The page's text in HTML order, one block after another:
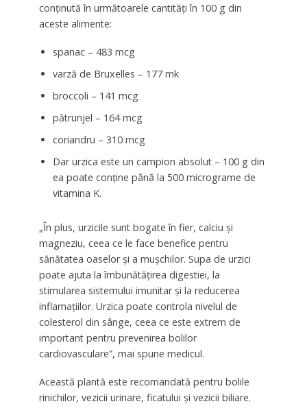
conținută în următoarele cantități în 100 g din
aceste alimente:
spanac – 483 mcg
varză de Bruxelles – 177 mk
broccoli – 141 mcg
pătrunjel – 164 mcg
coriandru – 310 mcg
Dar urzica este un campion absolut – 100 g din
ea poate conține până la 500 micrograme de
vitamina K.
„În plus, urzicile sunt bogate în fier, calciu și
magneziu, ceea ce le face benefice pentru
sănătatea oaselor și a mușchilor. Supa de urzici
poate ajuta la îmbunătățirea digestiei, la
stimularea sistemului imunitar și la reducerea
inflamațiilor. Urzica poate controla nivelul de
colesterol din sânge, ceea ce este extrem de
important pentru prevenirea bolilor
cardiovasculare”, mai spune medicul.
Această plantă este recomandată pentru bolile
rinichilor, vezicii urinare, ficatului și vezicii biliare.